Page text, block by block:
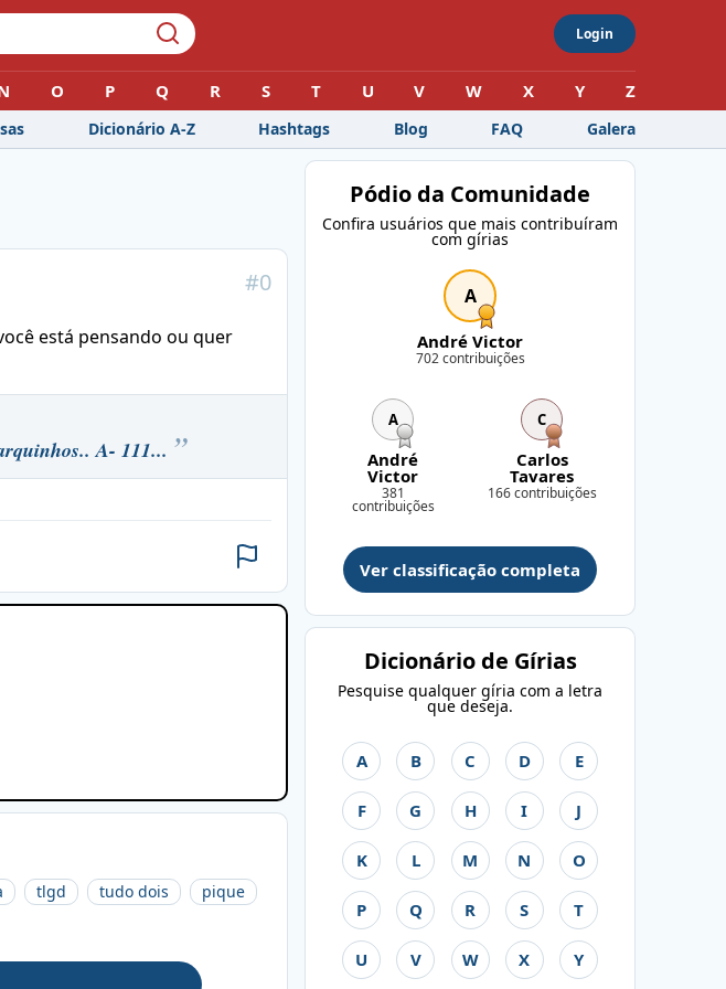
Login
O P Q R S T U V W X Y Z
Dicionário A-Z Hashtags Blog FAQ Galera
#0
está pensando ou quer
A- 111...
tlgd tudo dois
pique
Pódio da Comunidade
Confira usuários que mais contribuíram
com gírias
A
André Victor
702 contribuições
A
André
Victor
381
contribuições
C
Carlos
Tavares
166 contribuições
Ver classificação completa
Dicionário de Gírias
Pesquise qualquer gíria com a letra
que deseja.
A B C D E
F G H I J
K L M N O
P Q R S T
U V W X Y